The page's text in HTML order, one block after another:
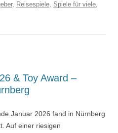
, Reisespiele, Spiele für viele,
& Toy Award –
Januar 2026 fand in Nürnberg
Auf einer riesigen